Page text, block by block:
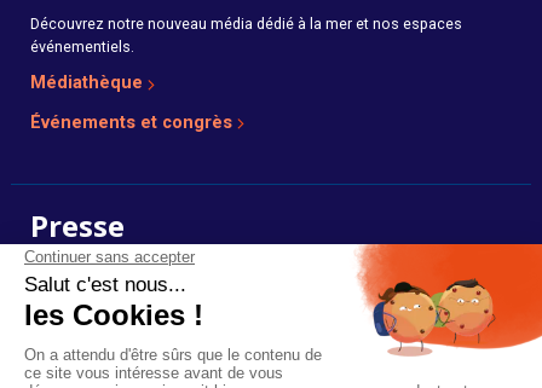
Découvrez notre nouveau média dédié à la mer et nos espaces
événementiels.
Médiathèque
Événements et congrès
Presse
Photos, dossiers et communiqués de presse en ligne.
Voir l’espace presse